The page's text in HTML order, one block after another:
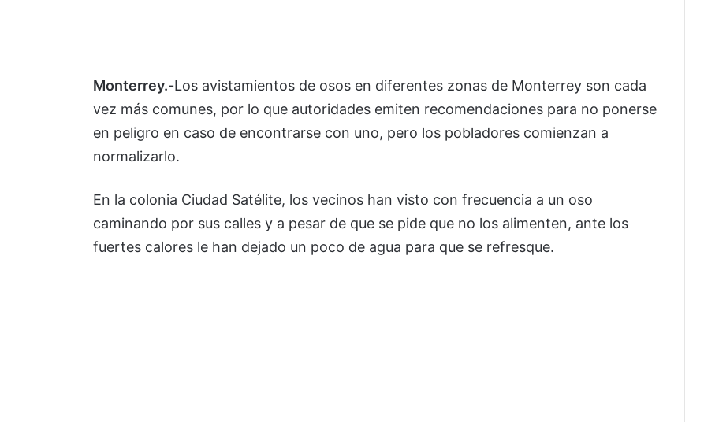
Monterrey.-Los avistamientos de osos en diferentes zonas de Monterrey son cada
vez más comunes, por lo que autoridades emiten recomendaciones para no ponerse
en peligro en caso de encontrarse con uno, pero los pobladores comienzan a
normalizarlo.
En la colonia Ciudad Satélite, los vecinos han visto con frecuencia a un oso
caminando por sus calles y a pesar de que se pide que no los alimenten, ante los
fuertes calores le han dejado un poco de agua para que se refresque.